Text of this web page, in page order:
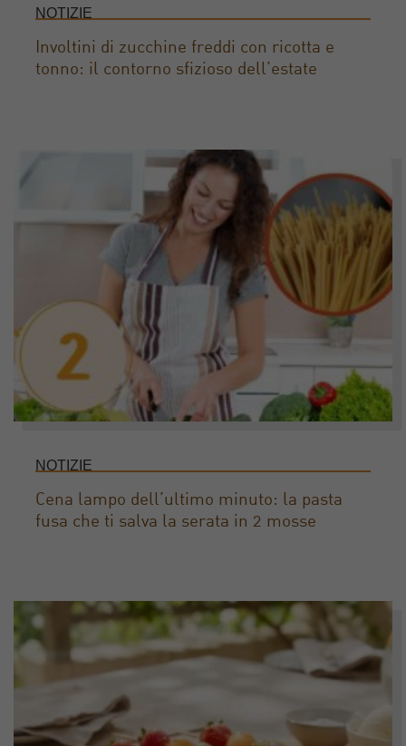
NOTIZIE
Involtini di zucchine freddi con ricotta e
tonno: il contorno sfizioso dell’estate
NOTIZIE
Cena lampo dell’ultimo minuto: la pasta
fusa che ti salva la serata in 2 mosse